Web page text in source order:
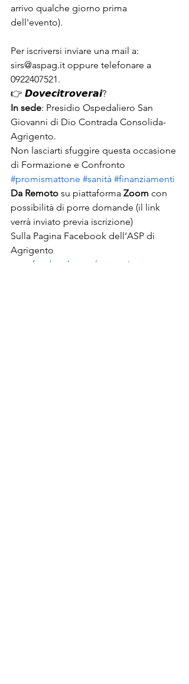
arrivo qualche giorno prima
dell'evento).
Per iscriversi inviare una mail a:
sirs@aspag.it oppure telefonare a
0922407521.
👉 𝘿𝙤𝙫𝙚𝙘𝙞𝙩𝙧𝙤𝙫𝙚𝙧𝙖𝙞?
In sede: Presidio Ospedaliero San
Giovanni di Dio Contrada Consolida-
Agrigento.
Non lasciarti sfuggire questa occasione
di Formazione e Confronto
#promismattone #sanità #finanziamenti
Da Remoto su piattaforma Zoom con
possibilità di porre domande (il link
verrà inviato previa iscrizione)
Sulla Pagina Facebook dell’ASP di
Agrigento
www.facebook.com/asp.agrigento